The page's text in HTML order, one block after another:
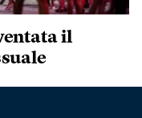
il